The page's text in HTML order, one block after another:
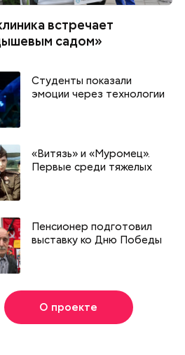
и
в России
и
встречает
садом»
Студенты показали
эмоции через технологии
«Витязь» и «Муромец».
Первые среди тяжелых
Пенсионер подготовил
выставку ко Дню Победы
О проекте